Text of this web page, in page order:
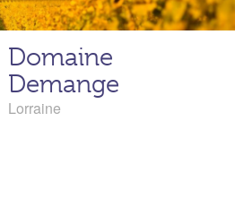
Domaine
Demange
Lorraine